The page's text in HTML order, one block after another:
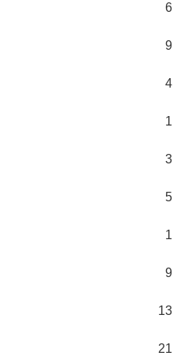
6
9
4
1
3
5
1
9
13
21